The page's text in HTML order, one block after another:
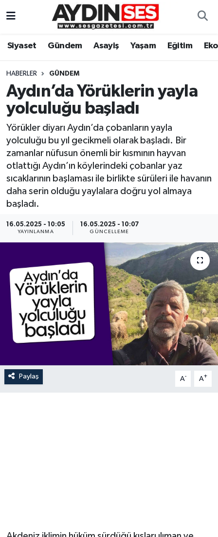
Siyaset Gündem Asayiş Yaşam Eğitim
HABERLER GÜNDEM
Aydın’da Yörüklerin yayla
yolculuğu başladı
Yörükler diyarı Aydın’da çobanların yayla
yolculuğu bu yıl gecikmeli olarak başladı. Bir
zamanlar nüfusun önemli bir kısmının hayvan
otlattığı Aydın’ın köylerindeki çobanlar yaz
sıcaklarının başlaması ile birlikte sürüleri ile havanın
daha serin olduğu yaylalara doğru yol almaya
başladı.
16.05.2025 - 10:05
YAYINLANMA
16.05.2025 - 10:07
GÜNCELLEME
Paylaş A- A+
Gündem
Siyaset
Ekonomi
Yaşam
Eğitim
Kültür Sanat
Aydın Hava Durumu
Aydin Namaz Vakitleri
Aydın Trafik Yoğunluk Haritası
Süper Lig Puan Durumu ve Fikstür
Tüm Manşetler
Son Dakika Haberleri